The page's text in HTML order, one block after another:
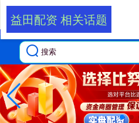
益田配资 相关话题